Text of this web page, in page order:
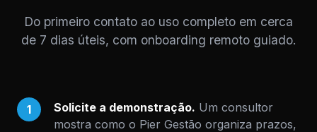
Do primeiro contato ao uso completo em cerca
de 7 dias úteis, com onboarding remoto guiado.
1 Solicite a demonstração. Um consultor
mostra como o Pier Gestão organiza prazos,